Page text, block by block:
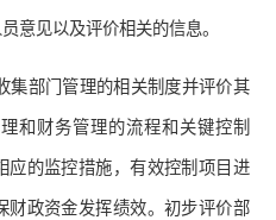
意见以及评价相关的信息。
集部门管理的相关制度并评价其
和财务管理的流程和关键控制
应的监控措施，有效控制项目进
财政资金发挥绩效。初步评价部